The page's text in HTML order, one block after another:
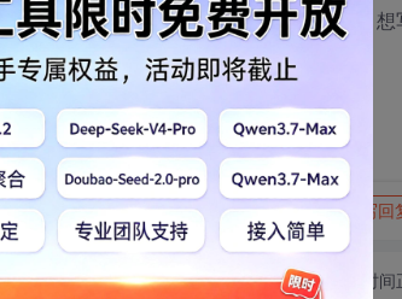
为数据多，而且数据都是在excel文档里，想
示一下！谢谢！
举报 写回
切换为时间